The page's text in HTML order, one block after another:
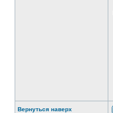
Вернуться наверх